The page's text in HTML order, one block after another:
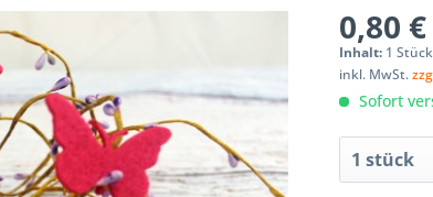
0,80
Inhalt: 1 Stück
inkl. MwSt.
Sofort